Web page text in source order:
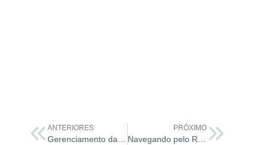
ANTERIORES
Gerenciamento da Arquitetura na ITIL 4: Construindo o Projeto para o Sucesso da TI
PRÓXIMO
Navegando pelo Reino da ITIL 4: Análise de Negócios